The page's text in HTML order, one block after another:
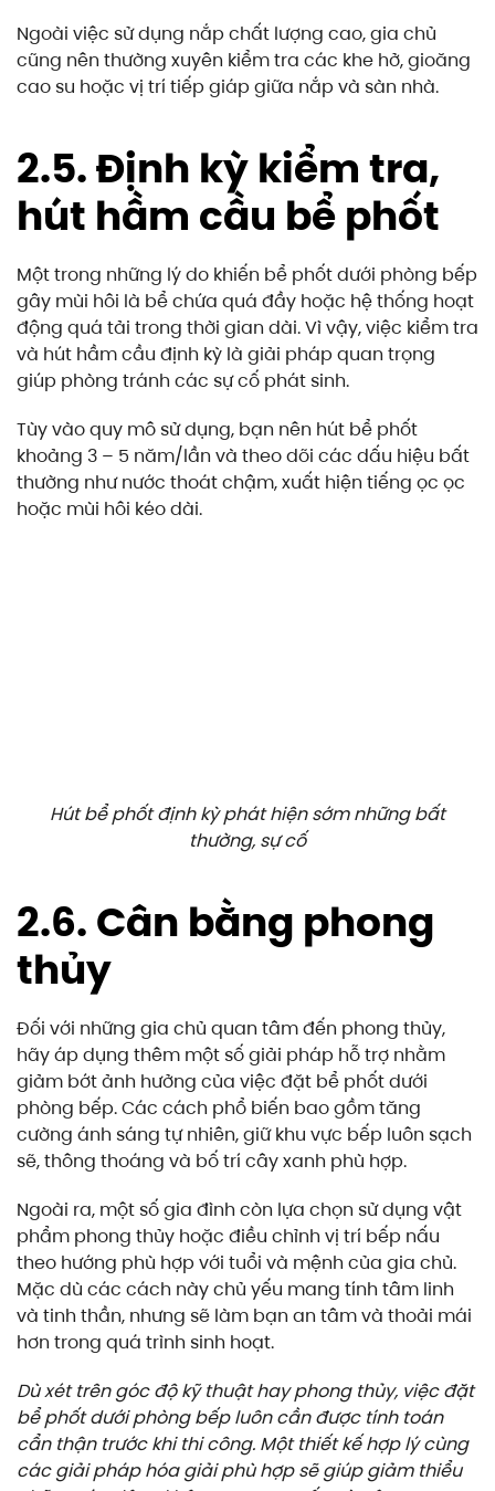
Ngoài việc sử dụng nắp chất lượng cao, gia chủ
cũng nên thường xuyên kiểm tra các khe hở, gioăng
cao su hoặc vị trí tiếp giáp giữa nắp và sàn nhà.
2.5. Định kỳ kiểm tra,
hút hầm cầu bể phốt
Một trong những lý do khiến bể phốt dưới phòng bếp
gây mùi hôi là bể chứa quá đầy hoặc hệ thống hoạt
động quá tải trong thời gian dài. Vì vậy, việc kiểm tra
và hút hầm cầu định kỳ là giải pháp quan trọng
giúp phòng tránh các sự cố phát sinh.
Tùy vào quy mô sử dụng, bạn nên hút bể phốt
khoảng 3 – 5 năm/lần và theo dõi các dấu hiệu bất
thường như nước thoát chậm, xuất hiện tiếng ọc ọc
hoặc mùi hôi kéo dài.
Hút bể phốt định kỳ phát hiện sớm những bất
thường, sự cố
2.6. Cân bằng phong
thủy
Đối với những gia chủ quan tâm đến phong thủy,
hãy áp dụng thêm một số giải pháp hỗ trợ nhằm
giảm bớt ảnh hưởng của việc đặt bể phốt dưới
phòng bếp. Các cách phổ biến bao gồm tăng
cường ánh sáng tự nhiên, giữ khu vực bếp luôn sạch
sẽ, thông thoáng và bố trí cây xanh phù hợp.
Ngoài ra, một số gia đình còn lựa chọn sử dụng vật
phẩm phong thủy hoặc điều chỉnh vị trí bếp nấu
theo hướng phù hợp với tuổi và mệnh của gia chủ.
Mặc dù các cách này chủ yếu mang tính tâm linh
và tinh thần, nhưng sẽ làm bạn an tâm và thoải mái
hơn trong quá trình sinh hoạt.
Dù xét trên góc độ kỹ thuật hay phong thủy, việc đặt
bể phốt dưới phòng bếp luôn cần được tính toán
cẩn thận trước khi thi công. Một thiết kế hợp lý cùng
các giải pháp hóa giải phù hợp sẽ giúp giảm thiểu